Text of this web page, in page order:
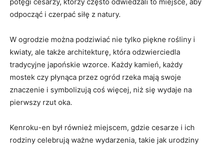
odpocząć⁢ i czerpać siłę‌ z natury.
W ogrodzie można podziwiać nie tylko piękne rośliny i
kwiaty, ale także architekturę, która odzwierciedla
tradycyjne japońskie wzorce.⁤ Każdy kamień, każdy⁣
mostek czy płynąca przez ogród rzeka mają swoje
znaczenie i symbolizują coś więcej, niż się wydaje na
pierwszy rzut oka.
Kenroku-en był również miejscem, gdzie cesarze i ich
rodziny celebrują ważne wydarzenia, takie jak urodziny